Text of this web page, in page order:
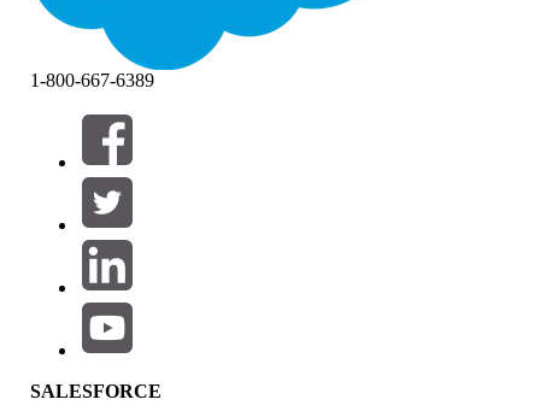
Filtre (0)
VÆLG FILTRE
Produktområde
Funktionspåvirkning
1-800-667-6389
SALESFORCE